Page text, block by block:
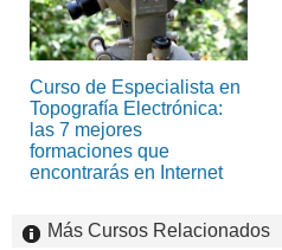
Curso de Especialista en
Topografía Electrónica:
las 7 mejores
formaciones que
encontrarás en Internet
Más Cursos Relacionados